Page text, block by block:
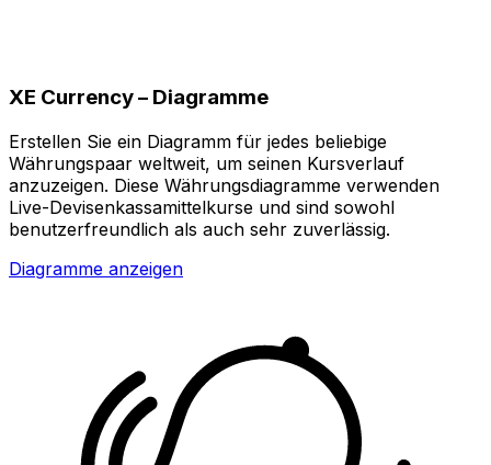
XE Currency – Diagramme
Erstellen Sie ein Diagramm für jedes beliebige
Währungspaar weltweit, um seinen Kursverlauf
anzuzeigen. Diese Währungsdiagramme verwenden
Live-Devisenkassamittelkurse und sind sowohl
benutzerfreundlich als auch sehr zuverlässig.
Diagramme anzeigen